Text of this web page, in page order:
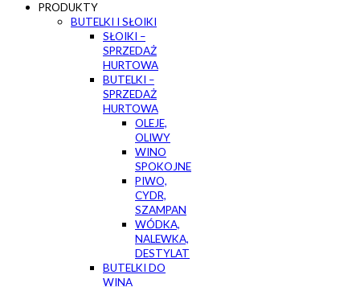
PRODUKTY
BUTELKI I SŁOIKI
SŁOIKI –
SPRZEDAŻ
HURTOWA
BUTELKI –
SPRZEDAŻ
HURTOWA
OLEJE,
OLIWY
WINO
SPOKOJNE
PIWO,
CYDR,
SZAMPAN
WÓDKA,
NALEWKA,
DESTYLAT
BUTELKI DO
WINA